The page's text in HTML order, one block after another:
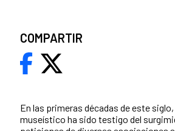
En las primeras décadas de este
museístico ha sido testigo del
COMPARTIR